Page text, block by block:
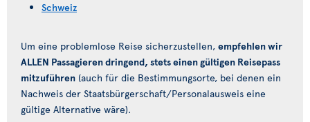
Schweiz
Um eine problemlose Reise sicherzustellen, empfehlen wir
ALLEN Passagieren dringend, stets einen gültigen Reisepass
mitzuführen (auch für die Bestimmungsorte, bei denen ein
Nachweis der Staatsbürgerschaft/Personalausweis eine
gültige Alternative wäre).